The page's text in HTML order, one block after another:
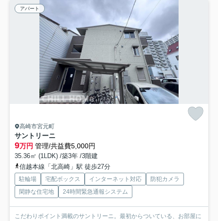
アパート
高崎市宮元町
サントリーニ
9万円 管理/共益費5,000円
35.36㎡ (1LDK) /築3年 /3階建
信越本線「北高崎」駅 徒歩27分
駐輪場 宅配ボックス インターネット対応
防犯カメラ
閑静な住宅地
24時間緊急通報システム
こだわりポイント満載のサントリーニ。最初からついている、お部屋に